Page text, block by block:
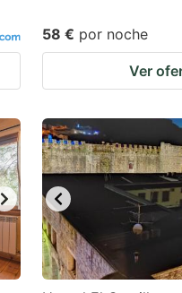
58 € por noche
Ver